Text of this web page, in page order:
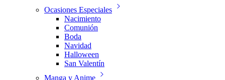
Ocasiones Especiales
Nacimiento
Comunión
Boda
Navidad
Halloween
San Valentín
Manga y Anime